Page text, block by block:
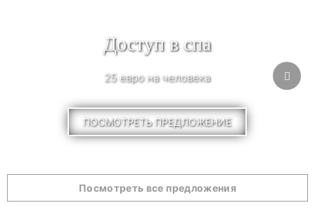
Доступ в спа
25 евро на человека
ПОСМОТРЕТЬ ПРЕДЛОЖЕНИЕ
Посмотреть все предложения